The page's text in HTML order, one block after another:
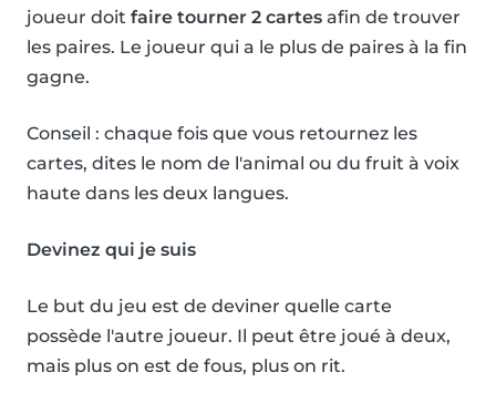
joueur doit faire tourner 2 cartes afin de trouver
les paires. Le joueur qui a le plus de paires à la fin
gagne.
Conseil : chaque fois que vous retournez les
cartes, dites le nom de l'animal ou du fruit à voix
haute dans les deux langues.
Devinez qui je suis
Le but du jeu est de deviner quelle carte
possède l'autre joueur. Il peut être joué à deux,
mais plus on est de fous, plus on rit.